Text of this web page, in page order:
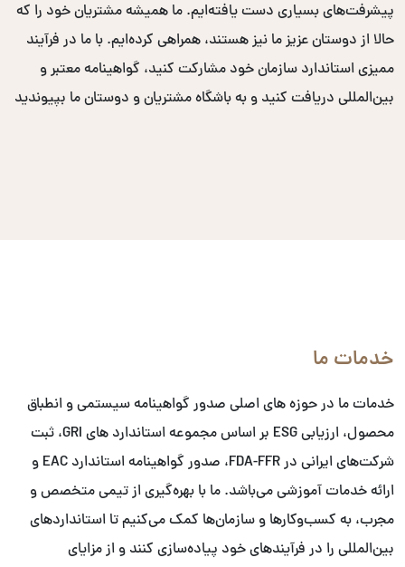
پیشرفت‌های بسیاری دست یافته‌ایم. ما همیشه مشتریان خود را که
حالا از دوستان عزیز ما نیز هستند، همراهی کرده‌ایم. با ما در فرآیند
ممیزی استاندارد سازمان خود مشارکت کنید، گواهینامه معتبر و
بین‌المللی دریافت کنید و به باشگاه مشتریان و دوستان ما بپیوندید
خدمات ما
خدمات ما در حوزه های اصلی صدور گواهینامه سیستمی و انطباق
محصول، ارزیابی ESG بر اساس مجموعه استاندارد های GRI، ثبت
شرکت‌های ایرانی در FDA-FFR، صدور گواهینامه استاندارد EAC و
ارائه خدمات آموزشی می‌باشد. ما با بهره‌گیری از تیمی متخصص و
مجرب، به کسب‌وکارها و سازمان‌ها کمک می‌کنیم تا استانداردهای
بین‌المللی را در فرآیندهای خود پیاده‌سازی کنند و از مزایای